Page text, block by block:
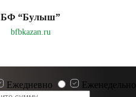
БФ “Булыш”
bfbkazan.ru
Ежедневно Еженедельно